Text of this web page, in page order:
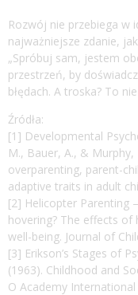
Rozwój nie przebiega w
najważniejsze zdanie,
„Spróbuj sam, jestem
przestrzeń, by
błędach. A troska? To
Źródła:
[1] Developmental
M., Bauer, A., &
overparenting, parent-
adaptive traits in adult
[2] Helicopter Parenting
hovering? The effects of
well-being. Journal of
[3] Erikson’s Stages of
(1963). Childhood and
O Academy International